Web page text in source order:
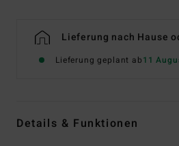
Lieferung nach Hause
Lieferung geplant ab11
Details & Funktionen